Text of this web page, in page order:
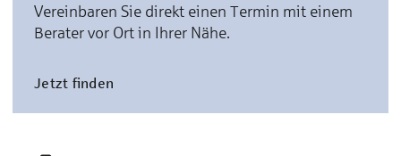
Vereinbaren Sie direkt einen Termin mit einem
Berater vor Ort in Ihrer Nähe.
Jetzt finden